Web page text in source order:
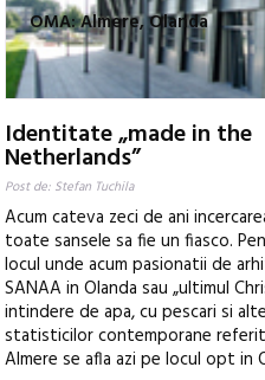
OMA: Almere, Olanda
Identitate „made in the
Netherlands”
Post de: Stefan Tuchila
Acum cateva zeci de ani
toate sansele sa fie un fiasco.
locul unde acum pasionatii de
SANAA in Olanda sau „ultimul
intindere de apa, cu pescari si
statisticilor contemporane
Almere se afla azi pe locul opt in